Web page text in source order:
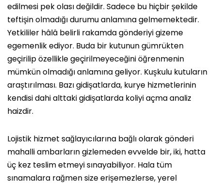
edilmesi pek olası değildir. Sadece bu hiçbir şekilde
teftişin olmadığı durumu anlamına gelmemektedir.
Yetkililer hâlâ belirli rakamda gönderiyi gizeme
egemenlik ediyor. Buda bir kutunun gümrükten
geçirilip özellikle geçirilmeyeceğini öğrenmenin
mümkün olmadığı anlamına geliyor. Kuşkulu kutuların
araştırılması. Bazı gidişatlarda, kurye hizmetlerinin
kendisi dahi alttaki gidişatlarda koliyi açma analiz
haizdir.
Lojistik hizmet sağlayıcılarına bağlı olarak gönderi
mahalli ambarların gizlemeden evvelde bir, iki, hatta
üç kez teslim etmeyi sınayabiliyor. Hala tüm
sınamalara rağmen size erişemezlerse, yerel